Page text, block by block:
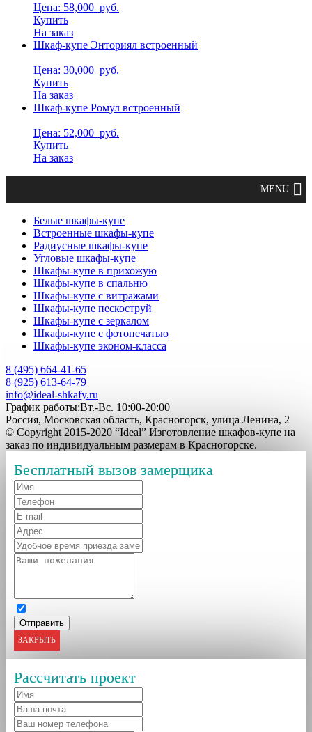
Цена: 58,000 руб.
Купить
На заказ
Шкаф-купе Энториял встроенный
Цена: 30,000 руб.
Купить
На заказ
Шкаф-купе Ромул встроенный
Цена: 52,000 руб.
Купить
На заказ
Белые шкафы-купе
Встроенные шкафы-купе
Радиусные шкафы-купе
Угловые шкафы-купе
Шкафы-купе в прихожую
Шкафы-купе в спальню
Шкафы-купе с витражами
Шкафы-купе пескоструй
Шкафы-купе с зеркалом
Шкафы-купе с фотопечатью
Шкафы-купе эконом-класса
8 (495) 664-41-65
8 (925) 613-64-79
info@ideal-shkafy.ru
График работы:Вт.-Вс. 10:00-20:00
Россия, Московская область, Красногорск, улица Ленина, 2
© Copyright 2015-2020 “Ideal” Изготовление шкафов-купе на
заказ по индивидуальным размерам в Красногорске.
Бесплатный вызов замерщика
ЗАКРЫТЬ
Рассчитать проект